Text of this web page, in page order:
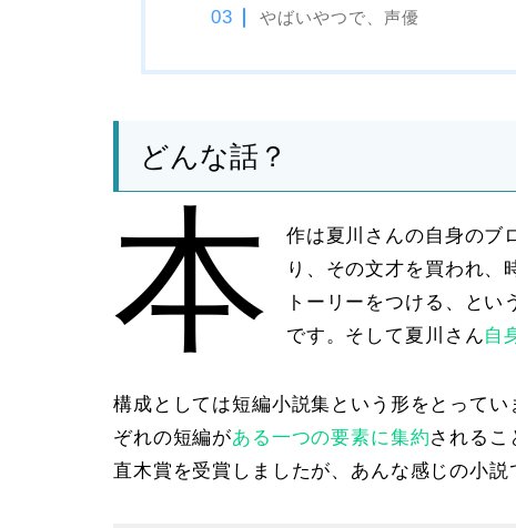
やばいやつで、声優
どんな話？
本 作は夏川さんの自身のブ
り、その文才を買われ、
トーリーをつける、と
です。そして夏川さん自
構成としては短編小説集 という形をとって
ぞれの短編がある一つの要素に集約されるこ
直木賞を受賞しましたが、あんな感じの小説